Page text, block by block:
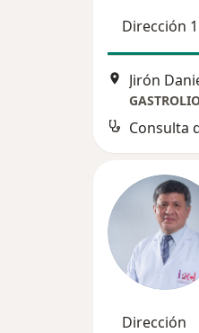
Dirección 1
Jirón
Consulta
Dirección